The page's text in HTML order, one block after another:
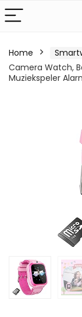
Home
Camera Watch,
Muziekspeler